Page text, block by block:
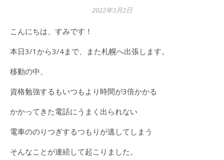
2022年3月2日
こんにちは、すみです！
本日3/1から3/4まで、また札幌へ出張します。
移動の中、
資格勉強するもいつもより時間が3倍かかる
かかってきた電話にうまく出られない
電車ののりつぎするつもりが逃してしまう
そんなことが連続して起こりました。